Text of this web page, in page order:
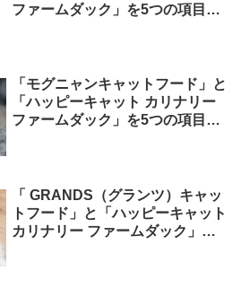
ファームダック」を5つの項目で
「モグニャンキャットフード」と
「ハッピーキャット カリナリー
ファームダック」を5つの項目で
「 GRANDS（グランツ）キャッ
トフード」と「ハッピーキャット
カリナリー ファームダック」を5